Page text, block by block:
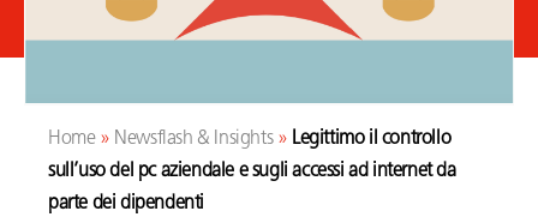
Home» Newsflash & Insights» Legittimo il controllo
sull’uso del pc aziendale e sugli accessi ad internet da
parte dei dipendenti